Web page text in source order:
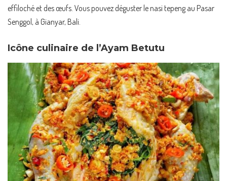
effiloché et des œufs. Vous pouvez déguster le nasi tepeng au Pasar
Senggol, à Gianyar, Bali.
Icône culinaire de l’Ayam Betutu